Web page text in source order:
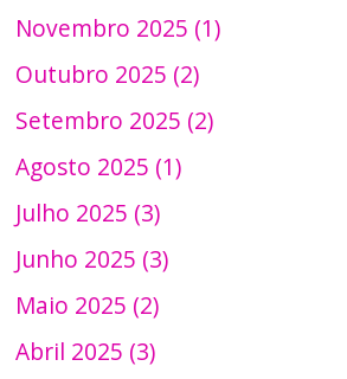
Novembro 2025 (1)
Outubro 2025 (2)
Setembro 2025 (2)
Agosto 2025 (1)
Julho 2025 (3)
Junho 2025 (3)
Maio 2025 (2)
Abril 2025 (3)